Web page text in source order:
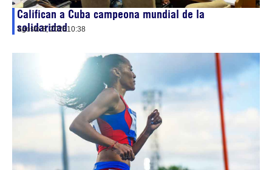
Califican a Cuba campeona mundial de la
solidaridad
agosto 8, 202610:38